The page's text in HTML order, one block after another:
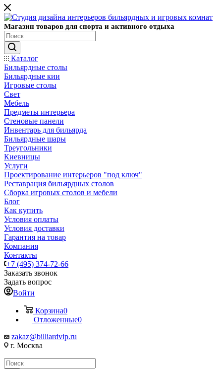
Магазин товаров для спорта и активного отдыха
Каталог
Бильярдные столы
Бильярдные кии
Игровые столы
Свет
Мебель
Предметы интерьера
Стеновые панели
Инвентарь для бильярда
Бильярдные шары
Треугольники
Киевницы
Услуги
Проектирование интерьеров "под ключ"
Реставрация бильярдных столов
Сборка игровых столов и мебели
Блог
Как купить
Условия оплаты
Условия доставки
Гарантия на товар
Компания
Контакты
+7 (495) 374-72-66
Заказать звонок
Задать вопрос
Войти
Корзина0
Отложенные0
zakaz@billiardvip.ru
г. Москва